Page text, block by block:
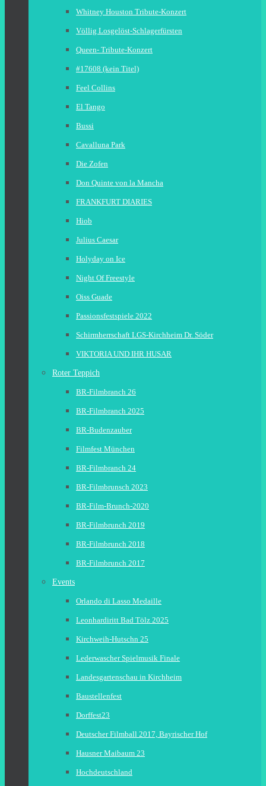
Whitney Houston Tribute-Konzert
Völlig Losgelöst-Schlagerfürsten
Queen- Tribute-Konzert
#17608 (kein Titel)
Feel Collins
El Tango
Bussi
Cavalluna Park
Die Zofen
Don Quinte von la Mancha
FRANKFURT DIARIES
Hiob
Julius Caesar
Holyday on Ice
Night Of Freestyle
Oiss Guade
Passionsfestspiele 2022
Schirmherrschaft LGS-Kirchheim Dr. Söder
VIKTORIA UND IHR HUSAR
Roter Teppich
BR-Filmbranch 26
BR-Filmbranch 2025
BR-Budenzauber
Filmfest München
BR-Filmbranch 24
BR-Filmbrunsch 2023
BR-Film-Brunch-2020
BR-Filmbrunch 2019
BR-Filmbrunch 2018
BR-Filmbrunch 2017
Events
Orlando di Lasso Medaille
Leonhardiritt Bad Tölz 2025
Kirchweih-Hutschn 25
Lederwascher Spielmusik Finale
Landesgartenschau in Kirchheim
Baustellenfest
Dorffest23
Deutscher Filmball 2017, Bayrischer Hof
Hausner Maibaum 23
Hochdeutschland